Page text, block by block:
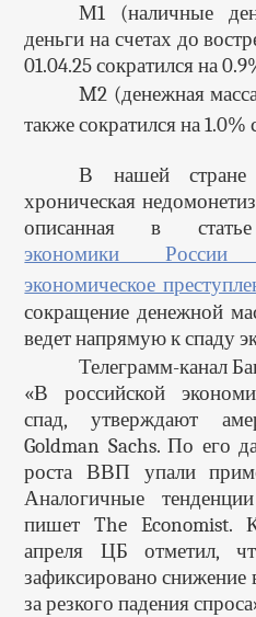
М1 (наличные
деньги на счетах до
01.04.25 сократился на
M2 (денежная
также сократился на 1.0%
В нашей стране
хроническая
описанная в
экономики России
экономическое
сокращение денежной
ведет напрямую к спаду
Телеграмм-канал
«В российской
спад, утверждают
Goldman Sachs. По его
роста ВВП упали
Аналогичные
пишет The Economist.
апреля ЦБ отметил,
зафиксировано
за резкого падения